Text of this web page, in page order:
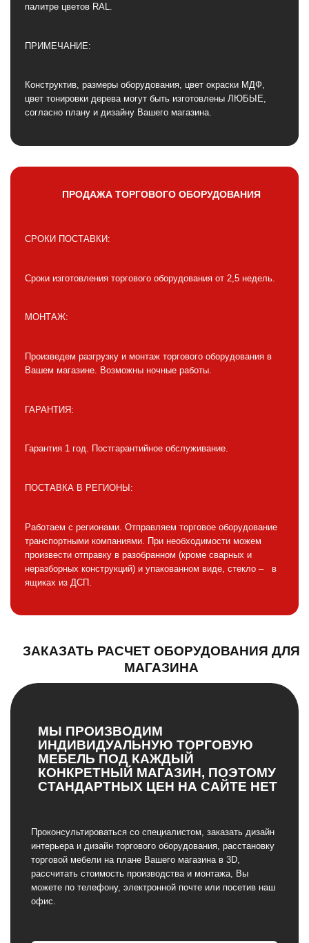
палитре цветов RAL.
ПРИМЕЧАНИЕ:
Конструктив, размеры оборудования, цвет окраски МДФ,
цвет тонировки дерева могут быть изготовлены ЛЮБЫЕ,
согласно плану и дизайну Вашего магазина.
ПРОДАЖА ТОРГОВОГО ОБОРУДОВАНИЯ
СРОКИ ПОСТАВКИ:
Сроки изготовления торгового оборудования от 2,5 недель.
МОНТАЖ:
Произведем разгрузку и монтаж торгового оборудования в
Вашем магазине. Возможны ночные работы.
ГАРАНТИЯ:
Гарантия 1 год. Постгарантийное обслуживание.
ПОСТАВКА В РЕГИОНЫ:
Работаем с регионами. Отправляем торговое оборудование
транспортными компаниями. При необходимости можем
произвести отправку в разобранном (кроме сварных и
неразборных конструкций) и упакованном виде, стекло – в
ящиках из ДСП.
ЗАКАЗАТЬ РАСЧЕТ ОБОРУДОВАНИЯ ДЛЯ
МАГАЗИНА
МЫ ПРОИЗВОДИМ
ИНДИВИДУАЛЬНУЮ ТОРГОВУЮ
МЕБЕЛЬ ПОД КАЖДЫЙ
КОНКРЕТНЫЙ МАГАЗИН, ПОЭТОМУ
СТАНДАРТНЫХ ЦЕН НА САЙТЕ НЕТ
Проконсультироваться со специалистом, заказать дизайн
интерьера и дизайн торгового оборудования, расстановку
торговой мебели на плане Вашего магазина в 3D,
рассчитать стоимость производства и монтажа, Вы
можете по телефону, электронной почте или посетив наш
офис.